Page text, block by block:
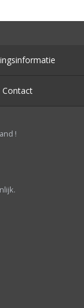
Contact
!